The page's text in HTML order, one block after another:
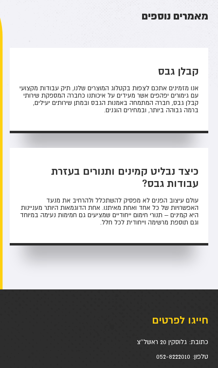
מאמרים נוספים
קבלן גבס
אנו מזמינים אתכם לצפות בקטלוג המוצרים שלנו, תיק עבודות מקצועי
עם גימורים יפהפים אשר מעידים על איכותנו כחברה המספקת שירותי
קבלן גבס, חברה המתמחה באמנות הגבס ובמתן שירותים יעילים,
ברמה גבוהה ביותר, ובמחירים הוגנים.
כיצד נבליט קמינים ותנורים בעזרת
עבודות גבס?
עולם עיצוב הפנים לא מפסיק להשתכלל ולהרחיב את מנעד
האפשרויות של כל אחד ואחת מאיתנו. אחת הדוגמאות היותר מעניינות
היא קמינים – תנורי חימום ייחודיים שמציעים גם חמימות נעימה במיוחד
וגם תוספת מרשימה וייחודית לכל חלל.
חייגו לפרטים
כתובת: גלוסקין 20 ראשל''צ
טלפון: 052-8222010